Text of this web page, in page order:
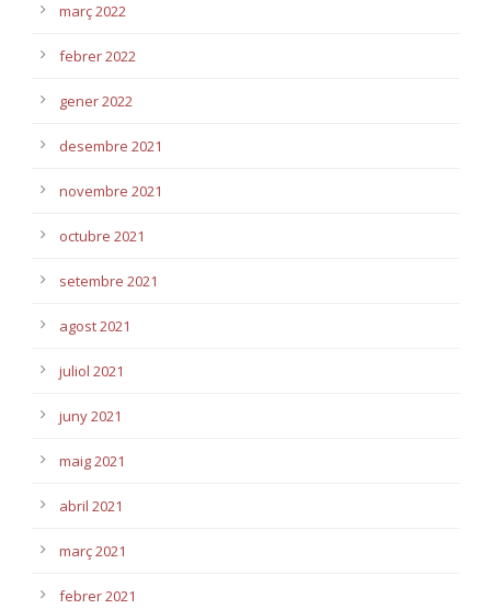
març 2022
febrer 2022
gener 2022
desembre 2021
novembre 2021
octubre 2021
setembre 2021
agost 2021
juliol 2021
juny 2021
maig 2021
abril 2021
març 2021
febrer 2021